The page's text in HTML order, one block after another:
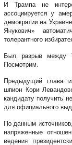
И Трампа не
ассоциируется у
демократии на
Янукович»
толерантного
Был разрыв между
Посмотрим.
Предыдущий глава
шпион Кори
кандидату получить
для официального
По данным
напряженные
ведения